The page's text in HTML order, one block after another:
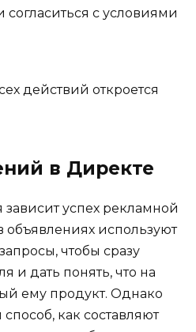
с условиями
действий откроется
в Директе
зависит успех рекламной
объявлениях используют
чтобы сразу
и дать понять, что на
ему продукт. Однако
как составляют